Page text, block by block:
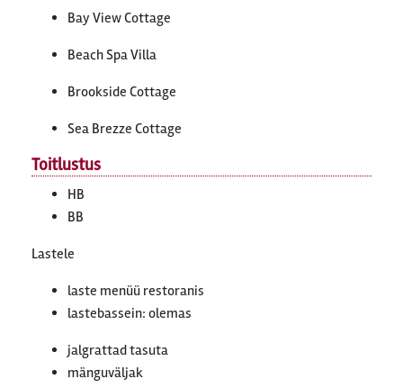
Bay View Cottage
Beach Spa Villa
Brookside Cottage
Sea Brezze Cottage
Toitlustus
HB
BB
Lastele
laste menüü restoranis
lastebassein: olemas
jalgrattad tasuta
mänguväljak